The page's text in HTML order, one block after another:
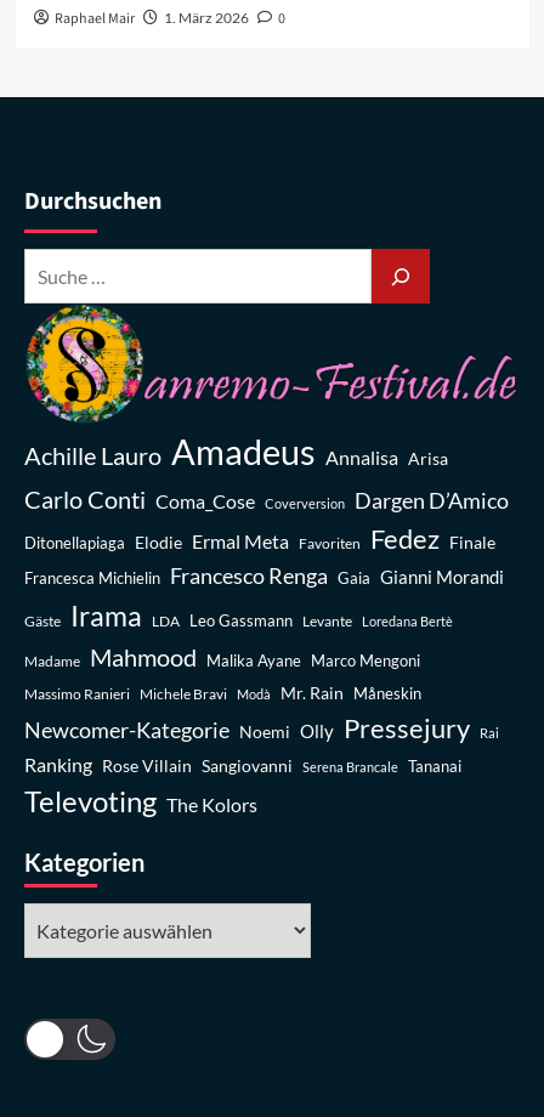
Raphael Mair 1. März 2026 0
Durchsuchen
Achille Lauro Amadeus Annalisa Arisa
Carlo Conti Coma_Cose Coverversion Dargen D’Amico
Ditonellapiaga Elodie Ermal Meta Favoriten Fedez Finale
Francesca Michielin Francesco Renga Gaia Gianni Morandi
Gäste Irama LDA Leo Gassmann Levante Loredana Bertè
Madame Mahmood Malika Ayane Marco Mengoni
Massimo Ranieri Michele Bravi Modà Mr. Rain Måneskin
Newcomer-Kategorie Noemi Olly Pressejury Rai
Ranking Rose Villain Sangiovanni Serena Brancale Tananai
Televoting The Kolors
Kategorien